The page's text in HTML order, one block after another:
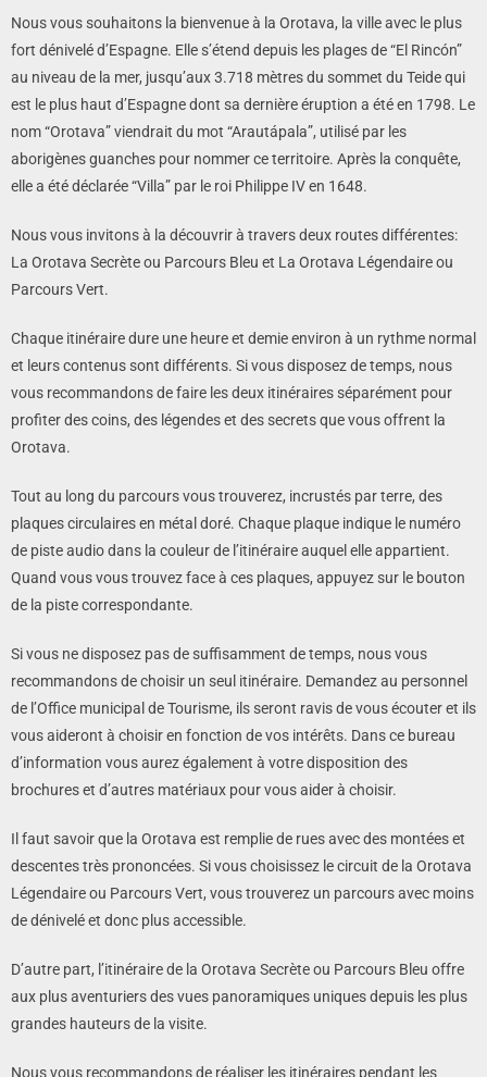
Nous vous souhaitons la bienvenue à la Orotava, la ville avec le plus
fort dénivelé d’Espagne. Elle s’étend depuis les plages de “El Rincón”
au niveau de la mer, jusqu’aux 3.718 mètres du sommet du Teide qui
est le plus haut d’Espagne dont sa dernière éruption a été en 1798. Le
nom “Orotava” viendrait du mot “Arautápala”, utilisé par les
aborigènes guanches pour nommer ce territoire. Après la conquête,
elle a été déclarée “Villa” par le roi Philippe IV en 1648.
Nous vous invitons à la découvrir à travers deux routes différentes:
La Orotava Secrète ou Parcours Bleu et La Orotava Légendaire ou
Parcours Vert.
Chaque itinéraire dure une heure et demie environ à un rythme normal
et leurs contenus sont différents. Si vous disposez de temps, nous
vous recommandons de faire les deux itinéraires séparément pour
profiter des coins, des légendes et des secrets que vous offrent la
Orotava.
Tout au long du parcours vous trouverez, incrustés par terre, des
plaques circulaires en métal doré. Chaque plaque indique le numéro
de piste audio dans la couleur de l’itinéraire auquel elle appartient.
Quand vous vous trouvez face à ces plaques, appuyez sur le bouton
de la piste correspondante.
Si vous ne disposez pas de suffisamment de temps, nous vous
recommandons de choisir un seul itinéraire. Demandez au personnel
de l’Office municipal de Tourisme, ils seront ravis de vous écouter et ils
vous aideront à choisir en fonction de vos intérêts. Dans ce bureau
d’information vous aurez également à votre disposition des
brochures et d’autres matériaux pour vous aider à choisir.
Il faut savoir que la Orotava est remplie de rues avec des montées et
descentes très prononcées. Si vous choisissez le circuit de la Orotava
Légendaire ou Parcours Vert, vous trouverez un parcours avec moins
de dénivelé et donc plus accessible.
D’autre part, l’itinéraire de la Orotava Secrète ou Parcours Bleu offre
aux plus aventuriers des vues panoramiques uniques depuis les plus
grandes hauteurs de la visite.
Nous vous recommandons de réaliser les itinéraires pendant les